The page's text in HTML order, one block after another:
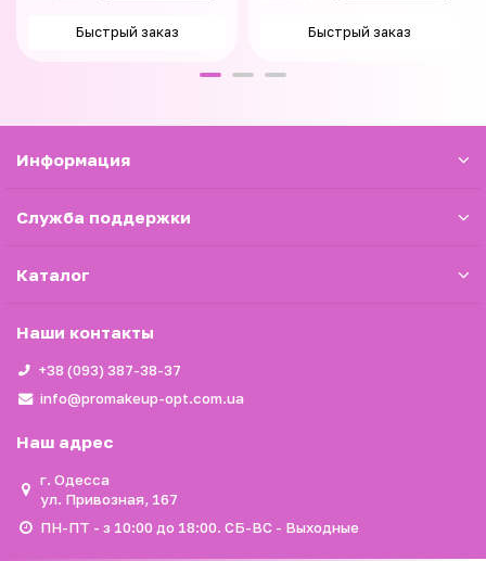
Быстрый заказ Быстрый заказ
Информация
Служба поддержки
Каталог
Наши контакты
+38 (093) 387-38-37
info@promakeup-opt.com.ua
Наш адрес
г. Одесса
ул. Привозная, 167
ПН-ПТ - з 10:00 до 18:00. СБ-ВС - Выходные